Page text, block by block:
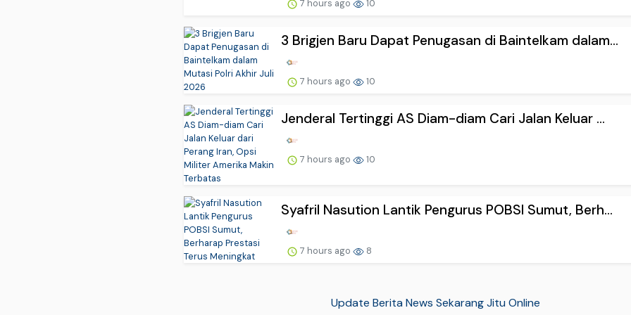
7 hours ago 10
3 Brigjen Baru Dapat Penugasan di Baintelkam dalam...
7 hours ago 10
Jenderal Tertinggi AS Diam-diam Cari Jalan Keluar ...
7 hours ago 10
Syafril Nasution Lantik Pengurus POBSI Sumut, Berh...
7 hours ago 8
Update Berita News Sekarang Jitu Online